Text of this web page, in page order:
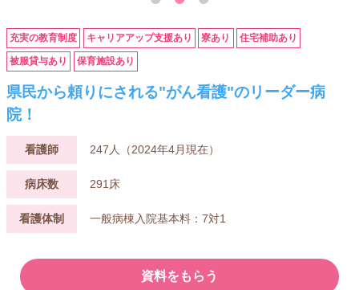
充実の教育制度 キャリアアップ支援あり 寮あり 住宅補助あり
被服貸与あり 保育施設あり
県民から頼りにされる"がん看護"のリーダー病
院！
看護師 247人（2024年4月現在）
病床数 291床
看護体制 一般病棟入院基本料：7対1
資料をもらう